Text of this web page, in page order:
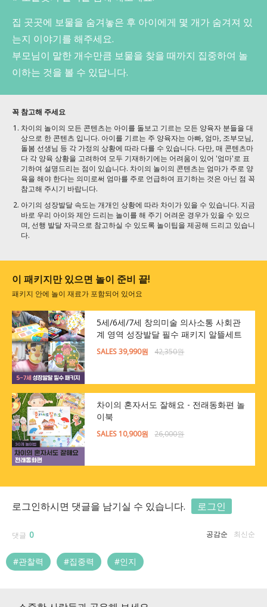
집 곳곳에 보물을 숨겨놓은 후 아이에게 몇 개가 숨겨져 있
는지 이야기를 해주세요.
부모님이 말한 개수만큼 보물을 찾을 때까지 집중하여 놀
이하는 것을 볼 수 있답니다.
꼭 참고해 주세요
차이의 놀이의 모든 콘텐츠는 아이를 돌보고 기르는 모든 양육자 분들을 대
상으로 한 콘텐츠 입니다. 아이를 기르는 주 양육자는 아빠, 엄마, 조부모님,
돌봄 선생님 등 각 가정의 상황에 따라 다를 수 있습니다. 다만, 매 콘텐츠마
다 각 양육 상황을 고려하여 모두 기재하기에는 어려움이 있어 '엄마'로 표
기하여 설명드리는 점이 있습니다. 차이의 놀이의 콘텐츠는 엄마가 주로 양
육을 해야 한다는 의미로써 엄마를 주로 언급하여 표기하는 것은 아닌 점 꼭
참고해 주시기 바랍니다.
아기의 성장발달 속도는 개개인 상황에 따라 차이가 있을 수 있습니다. 지금
바로 우리 아이와 제안 드리는 놀이를 해 주기 어려운 경우가 있을 수 있으
며, 선행 발달 자극으로 참고하실 수 있도록 놀이팁을 제공해 드리고 있습니
다.
이 패키지만 있으면 놀이 준비 끝!
패키지 안에 놀이 재료가 포함되어 있어요
5세/6세/7세 창의미술 의사소통 사회관
계 영역 성장발달 필수 패키지 알뜰세트
SALES 39,990원 42,350원
차이의 혼자서도 잘해요 - 전래동화편 놀
이북
SALES 10,900원 26,000원
로그인하시면 댓글을 남기실 수 있습니다. 로그인
댓글 0 공감순 최신순
#관찰력 #집중력 #인지